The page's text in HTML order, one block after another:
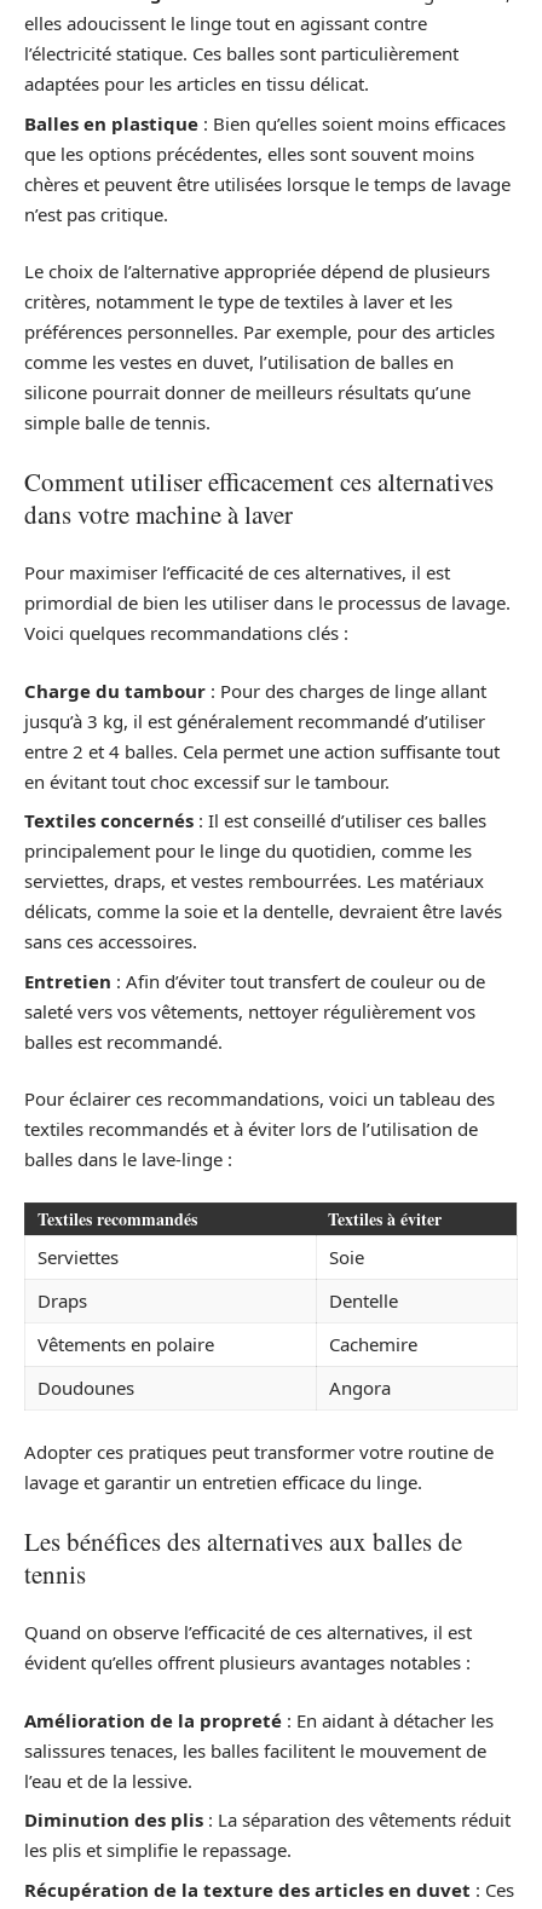
elles adoucissent le linge tout en agissant contre
l’électricité statique. Ces balles sont particulièrement
adaptées pour les articles en tissu délicat.
Balles en plastique : Bien qu’elles soient moins efficaces
que les options précédentes, elles sont souvent moins
chères et peuvent être utilisées lorsque le temps de lavage
n’est pas critique.
Le choix de l’alternative appropriée dépend de plusieurs
critères, notamment le type de textiles à laver et les
préférences personnelles. Par exemple, pour des articles
comme les vestes en duvet, l’utilisation de balles en
silicone pourrait donner de meilleurs résultats qu’une
simple balle de tennis.
Comment utiliser efficacement ces alternatives
dans votre machine à laver
Pour maximiser l’efficacité de ces alternatives, il est
primordial de bien les utiliser dans le processus de lavage.
Voici quelques recommandations clés :
Charge du tambour : Pour des charges de linge allant
jusqu’à 3 kg, il est généralement recommandé d’utiliser
entre 2 et 4 balles. Cela permet une action suffisante tout
en évitant tout choc excessif sur le tambour.
Textiles concernés : Il est conseillé d’utiliser ces balles
principalement pour le linge du quotidien, comme les
serviettes, draps, et vestes rembourrées. Les matériaux
délicats, comme la soie et la dentelle, devraient être lavés
sans ces accessoires.
Entretien : Afin d’éviter tout transfert de couleur ou de
saleté vers vos vêtements, nettoyer régulièrement vos
balles est recommandé.
Pour éclairer ces recommandations, voici un tableau des
textiles recommandés et à éviter lors de l’utilisation de
balles dans le lave-linge :
Textiles recommandés Textiles à éviter
Serviettes
Soie
Draps
Dentelle
Vêtements en polaire
Cachemire
Doudounes
Angora
Adopter ces pratiques peut transformer votre routine de
lavage et garantir un entretien efficace du linge.
Les bénéfices des alternatives aux balles de
tennis
Quand on observe l’efficacité de ces alternatives, il est
évident qu’elles offrent plusieurs avantages notables :
Amélioration de la propreté : En aidant à détacher les
salissures tenaces, les balles facilitent le mouvement de
l’eau et de la lessive.
Diminution des plis : La séparation des vêtements réduit
les plis et simplifie le repassage.
Récupération de la texture des articles en duvet : Ces